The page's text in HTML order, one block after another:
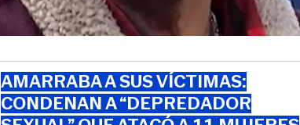
AMARRABA A SUS VÍCTIMAS:
CONDENAN A “DEPREDADOR